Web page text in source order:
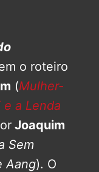
o roteiro
(Mulher-
a Lenda
Joaquim
Sem
Aang). O